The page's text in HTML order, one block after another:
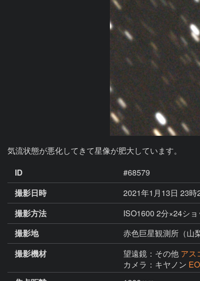
気流状態が悪化してきて星像が肥大しています。
ID
#68579
撮影日時
2021年1月13日 23時
撮影方法
ISO1600 2分×24ショ
撮影地
赤色巨星観測所（山
撮影機材
望遠鏡：その他 アス
カメラ：キヤノン